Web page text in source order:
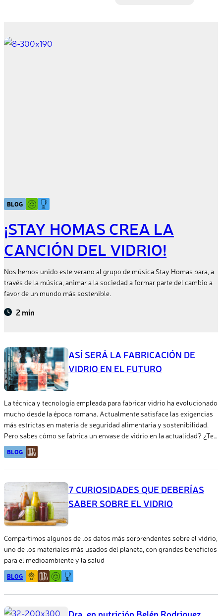
BLOG
¡STAY HOMAS CREA LA
CANCIÓN DEL VIDRIO!
Nos hemos unido este verano al grupo de música Stay Homas para, a
través de la música, animar a la sociedad a formar parte del cambio a
favor de un mundo más sostenible.
2 min
ASÍ SERÁ LA FABRICACIÓN DE
VIDRIO EN EL FUTURO
La técnica y tecnología empleada para fabricar vidrio ha evolucionado
mucho desde la época romana. Actualmente satisface las exigencias
más estrictas en materia de seguridad alimentaria y sostenibilidad.
Pero sabes cómo se fabrica un envase de vidrio en la actualidad? ¿Te
imaginas cómo será en el futuro?
BLOG
7 CURIOSIDADES QUE DEBERÍAS
SABER SOBRE EL VIDRIO
Compartimos algunos de los datos más sorprendentes sobre el vidrio,
uno de los materiales más usados del planeta, con grandes beneficios
para el medioambiente y la salud
BLOG
Dra. en nutrición Belén Rodriguez